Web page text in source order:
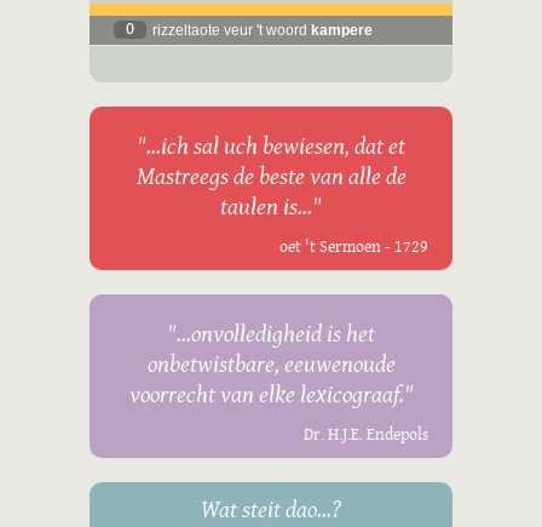
0 rizzeltaote veur 't woord kampere
"...ich sal uch bewiesen, dat et
Mastreegs de beste van alle de
taulen is..."
oet 't Sermoen - 1729
"...onvolledigheid is het
onbetwistbare, eeuwenoude
voorrecht van elke lexicograaf."
Dr. H.J.E. Endepols
Wat steit dao...?